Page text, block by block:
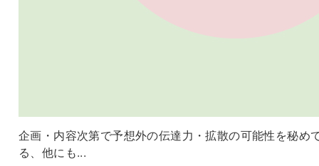
企画・内容次第で予想外の伝達力・拡散の可能性を秘め
る、他にも...